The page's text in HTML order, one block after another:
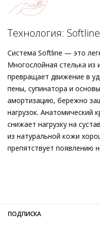
Подробнее о сервисе
эластичная вставка
О комфорте заботятся
посадка.
Технология: Softline
Система Softline — это
Многослойная стелька
превращает движение в
пены, супинатора и
амортизацию, бережно
нагрузок. Анатомический
снижает нагрузку на
из натуральной кожи
препятствует появлению
Материал подошвы
скольжения
ПОДПИСКА